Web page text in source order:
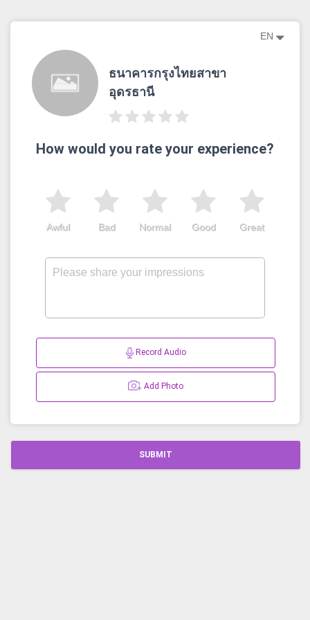
EN
ธนาคารกรุงไทยสาขา
อุดรธานี
How would you rate your experience?
Great
Good
Normal
Bad
Awful
Record Audio
Add Photo
SUBMIT